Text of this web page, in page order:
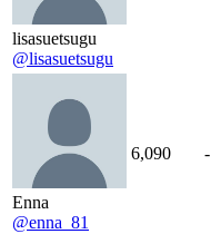
lisasuetsugu
@lisasuetsugu
Enna
@enna_81
6,090 -